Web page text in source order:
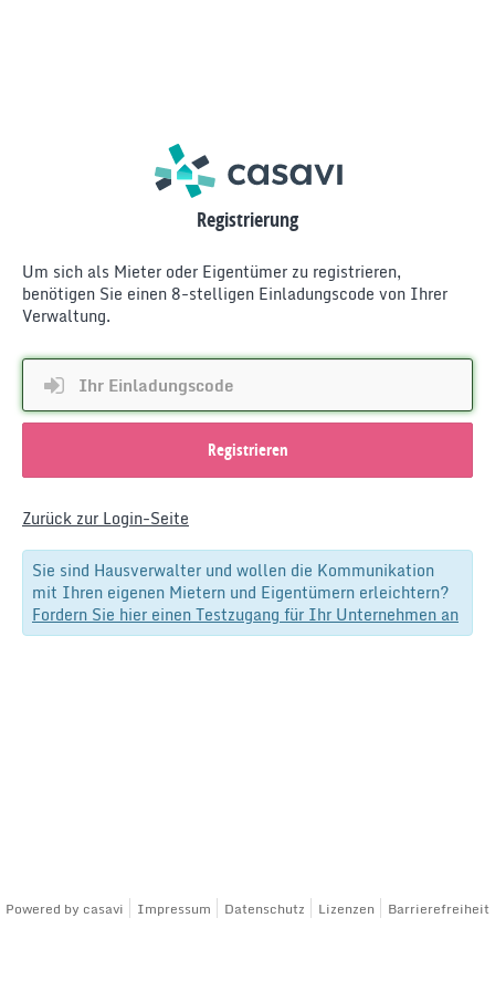
Registrierung
Um sich als Mieter oder Eigentümer zu registrieren,
benötigen Sie einen 8-stelligen Einladungscode von Ihrer
Verwaltung.
Registrieren
Zurück zur Login-Seite
Sie sind Hausverwalter und wollen die Kommunikation
mit Ihren eigenen Mietern und Eigentümern erleichtern?
Fordern Sie hier einen Testzugang für Ihr Unternehmen an
Powered by casavi Impressum Datenschutz Lizenzen Barrierefreiheit